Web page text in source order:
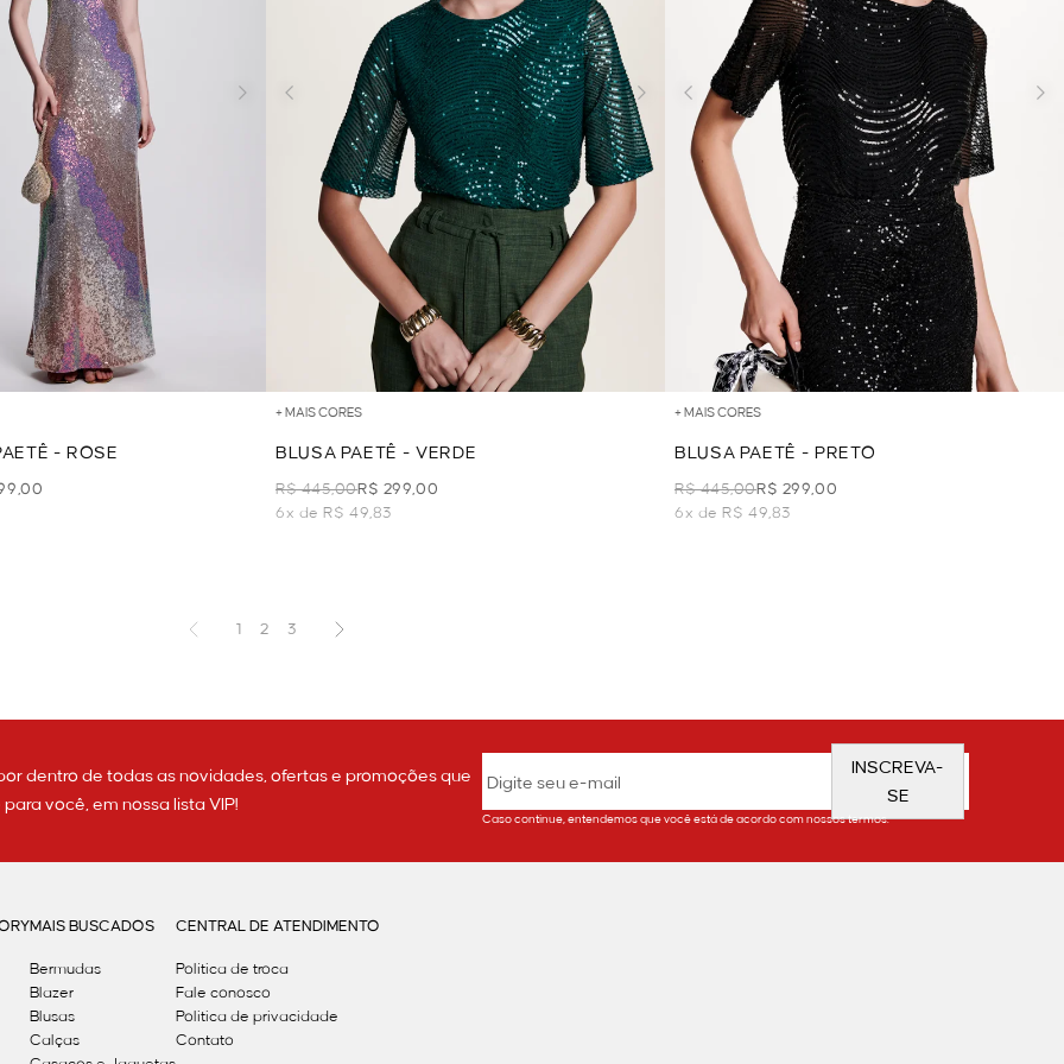
- ROSE
+ MAIS CORES
BLUSA PAETÊ - VERDE
R$ 445,00R$ 299,00
6x de R$ 49,83
+ MAIS CORES
BLUSA PAETÊ - PRETO
R$ 445,00R$ 299,00
6x de R$ 49,83
1 2 3
dentro de todas as novidades, ofertas e promoções que
você, em nossa lista VIP!
INSCREVA-
SE
Caso continue, entendemos que você está de acordo com nossos termos.
MAIS BUSCADOS
Bermudas
Blazer
Blusas
Calças
CENTRAL DE ATENDIMENTO
Política de troca
Fale conosco
Politica de privacidade
Contato